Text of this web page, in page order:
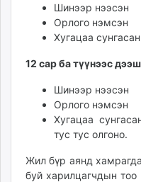
fact.mn
shuum.mn
times.mn
tvmongolia.mn
mass.mn
unegui.mn
assa.mn
toim.mn
Шинээр нээсэн
Орлого нэмсэн
Хугацаа
12 сар ба түүнээс дээш
Шинээр нээсэн
Орлого нэмсэн
Хугацаа
тус тус олгоно.
Жил бүр аянд
буй харилцагчдын тоо